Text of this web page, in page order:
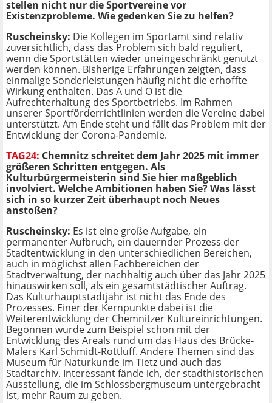
stellen nicht nur die Sportvereine vor
Existenzprobleme. Wie gedenken Sie zu helfen?
Ruscheinsky: Die Kollegen im Sportamt sind relativ
zuversichtlich, dass das Problem sich bald reguliert,
wenn die Sportstätten wieder uneingeschränkt genutzt
werden können. Bisherige Erfahrungen zeigten, dass
einmalige Sonderleistungen häufig nicht die erhoffte
Wirkung enthalten. Das A und O ist die
Aufrechterhaltung des Sportbetriebs. Im Rahmen
unserer Sportförderrichtlinien werden die Vereine dabei
unterstützt. Am Ende steht und fällt das Problem mit der
Entwicklung der Corona-Pandemie.
TAG24: Chemnitz schreitet dem Jahr 2025 mit immer
größeren Schritten entgegen. Als
Kulturbürgermeisterin sind Sie hier maßgeblich
involviert. Welche Ambitionen haben Sie? Was lässt
sich in so kurzer Zeit überhaupt noch Neues
anstoßen?
Ruscheinsky: Es ist eine große Aufgabe, ein
permanenter Aufbruch, ein dauernder Prozess der
Stadtentwicklung in den unterschiedlichen Bereichen,
auch in möglichst allen Fachbereichen der
Stadtverwaltung, der nachhaltig auch über das Jahr 2025
hinauswirken soll, als ein gesamtstädtischer Auftrag.
Das Kulturhauptstadtjahr ist nicht das Ende des
Prozesses. Einer der Kernpunkte dabei ist die
Weiterentwicklung der Chemnitzer Kultureinrichtungen.
Begonnen wurde zum Beispiel schon mit der
Entwicklung des Areals rund um das Haus des Brücke-
Malers Karl Schmidt-Rottluff. Andere Themen sind das
Museum für Naturkunde im Tietz und auch das
Stadtarchiv. Interessant fände ich, der stadthistorischen
Ausstellung, die im Schlossbergmuseum untergebracht
ist, mehr Raum zu geben.